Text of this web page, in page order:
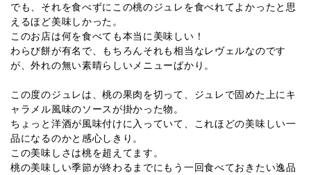
でも、それを食べずにこの桃のジュレを食べれてよかったと思
えるほど美味しかった。
このお店は何を食べても本当に美味しい！
わらび餅が有名で、もちろんそれも相当なレヴェルなのです
が、外れの無い素晴らしいメニューばかり。
この度のジュレは、桃の果肉を切って、ジュレで固めた上にキ
ャラメル風味のソースが掛かった物。
ちょっと洋酒が風味付けに入っていて、これほどの美味しい一
品になるのかと感心しきり。
この美味しさは桃を超えてます。
桃の美味しい季節が終わるまでにもう一回食べておきたい逸品